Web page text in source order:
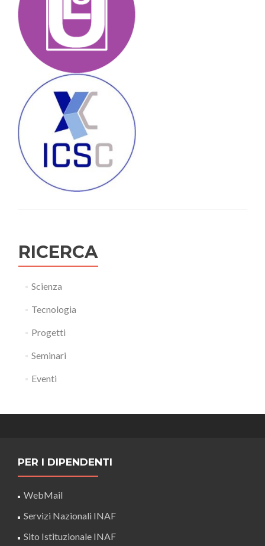
RICERCA
Scienza
Tecnologia
Progetti
Seminari
Eventi
PER I DIPENDENTI
WebMail
Servizi Nazionali INAF
Sito Istituzionale INAF